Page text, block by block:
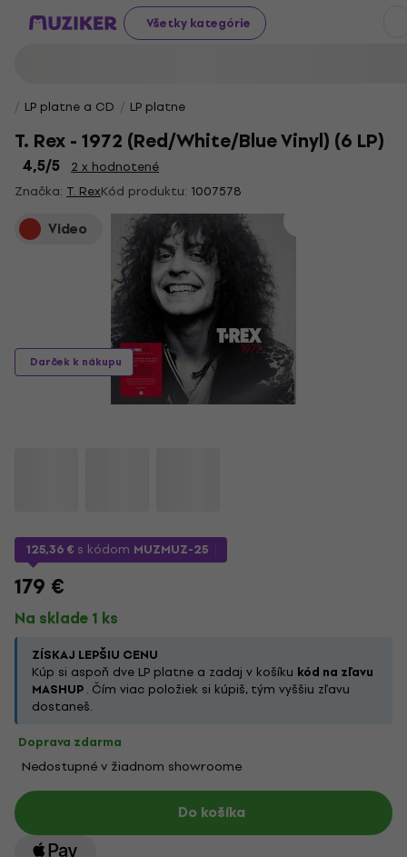
Všetky kategórie
LP platne a CD LP platne
T. Rex - 1972 (Red/White/Blue Vinyl) (6 LP)
4,5/5
2 x hodnotené
Značka: T. RexKód produktu: 1007578
Video
Darček k nákupu
125,36 € s kódom MUZMUZ-25
179 €
Na sklade 1 ks
ZÍSKAJ LEPŠIU CENU
Kúp si aspoň dve LP platne a zadaj v košíku kód na zľavu
MASHUP. Čím viac položiek si kúpiš, tým vyššiu zľavu
dostaneš.
Doprava zdarma
Nedostupné v žiadnom showroome
Do košíka